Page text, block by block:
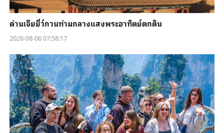
ด่านเจียยี่ว์กวนท่ามกลางแสงพระอาทิตย์ตกดิน
2026-08-06 07:58:17